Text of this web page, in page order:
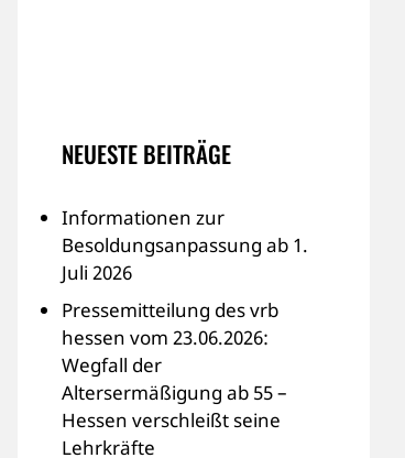
NEUESTE BEITRÄGE
Informationen zur
Besoldungsanpassung ab 1.
Juli 2026
Pressemitteilung des vrb
hessen vom 23.06.2026:
Wegfall der
Altersermäßigung ab 55 –
Hessen verschleißt seine
Lehrkräfte